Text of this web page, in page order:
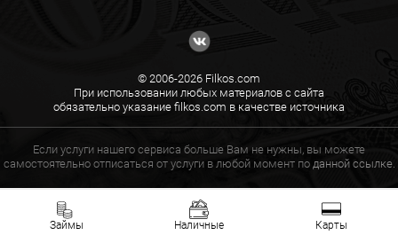
Займы Наличные Карты
© 2006-2026 Filkos.com
При использовании любых материалов с сайта
обязательно указание filkos.com в качестве источника
Если услуги нашего сервиса больше Вам не нужны, вы можете
самостоятельно отписаться от услуги в любой момент по данной ссылке.